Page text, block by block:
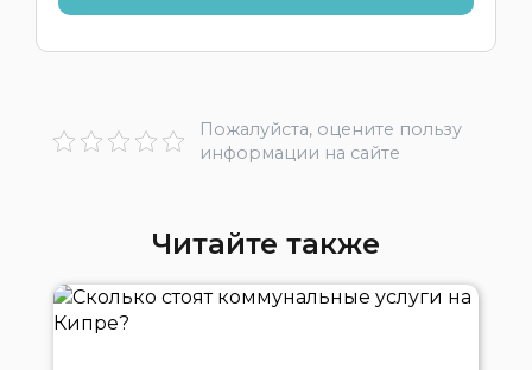
Пожалуйста, оцените пользу
информации на сайте
Читайте также